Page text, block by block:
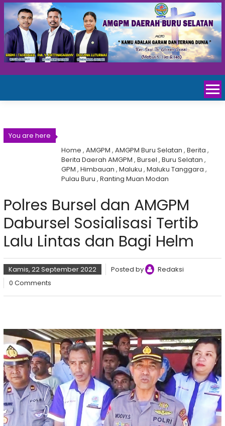
You are here
Home ,AMGPM ,AMGPM Buru Selatan ,Berita ,
Berita Daerah AMGPM ,Bursel ,Buru Selatan ,
GPM ,Himbauan ,Maluku ,Maluku Tanggara ,
Pulau Buru ,Ranting Muan Modan
Polres Bursel dan AMGPM
Dabursel Sosialisasi Tertib
Lalu Lintas dan Bagi Helm
Kamis, 22 September 2022 Posted by
Redaksi
0 Comments